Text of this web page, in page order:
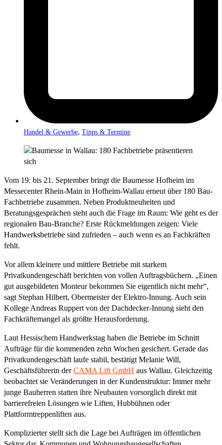
Handel & Gewerbe, Tipps & Termine
Vom 19. bis 21. September bringt die Baumesse Hofheim im
Messecenter Rhein-Main in Hofheim-Wallau erneut über 180 Bau-
Fachbetriebe zusammen. Neben Produktneuheiten und
Beratungsgesprächen steht auch die Frage im Raum: Wie geht es der
regionalen Bau-Branche? Erste Rückmeldungen zeigen: Viele
Handwerksbetriebe sind zufrieden – auch wenn es an Fachkräften
fehlt.
Vor allem kleinere und mittlere Betriebe mit starkem
Privatkundengeschäft berichten von vollen Auftragsbüchern. „Einen
gut ausgebildeten Monteur bekommen Sie eigentlich nicht mehr“,
sagt Stephan Hilbert, Obermeister der Elektro-Innung. Auch sein
Kollege Andreas Ruppert von der Dachdecker-Innung sieht den
Fachkräftemangel als größte Herausforderung.
Laut Hessischem Handwerkstag haben die Betriebe im Schnitt
Aufträge für die kommenden zehn Wochen gesichert. Gerade das
Privatkundengeschäft laufe stabil, bestätigt Melanie Will,
Geschäftsführerin derCAMA Lift GmbH aus Wallau. Gleichzeitig
beobachtet sie Veränderungen in der Kundenstruktur: Immer mehr
junge Bauherren statten ihre Neubauten vorsorglich direkt mit
barrierefreien Lösungen wie Liften, Hubbühnen oder
Plattformtreppenliften aus.
Komplizierter stellt sich die Lage bei Aufträgen im öffentlichen